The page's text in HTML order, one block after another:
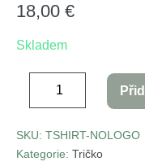
18,00 €
Skladem
SKU: TSHIRT-NOLOGO
Kategorie: Tričko